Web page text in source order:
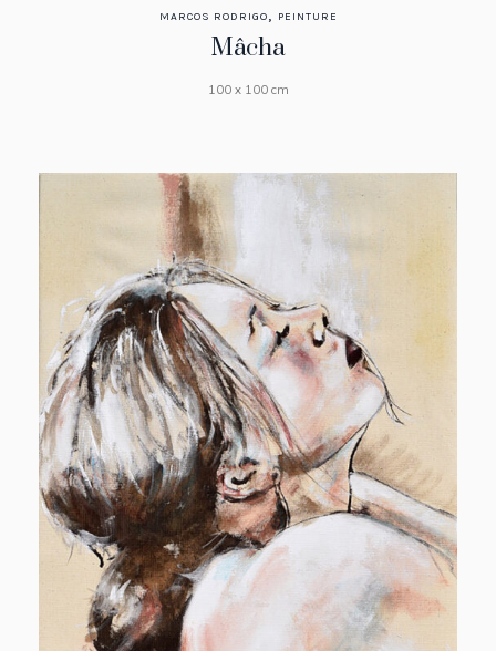
MARCOS RODRIGO, PEINTURE
Mâcha
100 x 100 cm